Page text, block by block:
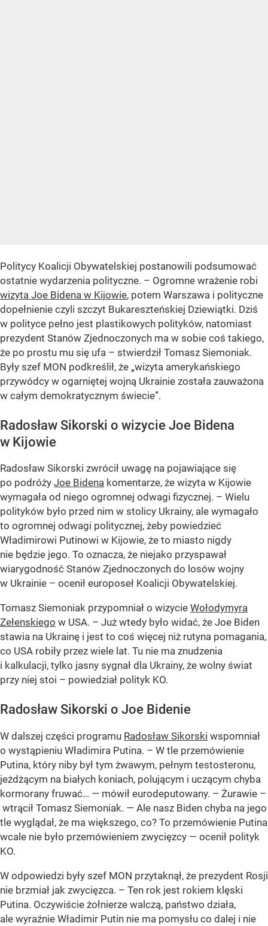
Politycy Koalicji Obywatelskiej postanowili podsumować
ostatnie wydarzenia polityczne. – Ogromne wrażenie robi
wizyta Joe Bidena w Kijowie, potem Warszawa i polityczne
dopełnienie czyli szczyt Bukareszteńskiej Dziewiątki. Dziś
w polityce pełno jest plastikowych polityków, natomiast
prezydent Stanów Zjednoczonych ma w sobie coś takiego,
że po prostu mu się ufa – stwierdził Tomasz Siemoniak.
Były szef MON podkreślił, że „wizyta amerykańskiego
przywódcy w ogarniętej wojną Ukrainie została zauważona
w całym demokratycznym świecie”.
Radosław Sikorski o wizycie Joe Bidena
w Kijowie
Radosław Sikorski zwrócił uwagę na pojawiające się
po podróży Joe Bidena komentarze, że wizyta w Kijowie
wymagała od niego ogromnej odwagi fizycznej. – Wielu
polityków było przed nim w stolicy Ukrainy, ale wymagało
to ogromnej odwagi politycznej, żeby powiedzieć
Władimirowi Putinowi w Kijowie, że to miasto nigdy
nie będzie jego. To oznacza, że niejako przyspawał
wiarygodność Stanów Zjednoczonych do losów wojny
w Ukrainie – ocenił europoseł Koalicji Obywatelskiej.
Tomasz Siemoniak przypomniał o wizycie Wołodymyra
Zełenskiego w USA. – Już wtedy było widać, że Joe Biden
stawia na Ukrainę i jest to coś więcej niż rutyna pomagania,
co USA robiły przez wiele lat. Tu nie ma znudzenia
i kalkulacji, tylko jasny sygnał dla Ukrainy, że wolny świat
przy niej stoi – powiedział polityk KO.
Radosław Sikorski o Joe Bidenie
W dalszej części programu Radosław Sikorski wspomniał
o wystąpieniu Władimira Putina. – W tle przemówienie
Putina, który niby był tym żwawym, pełnym testosteronu,
jeżdżącym na białych koniach, polującym i uczącym chyba
kormorany fruwać… — mówił eurodeputowany. – Żurawie –
wtrącił Tomasz Siemoniak. — Ale nasz Biden chyba na jego
tle wyglądał, że ma większego, co? To przemówienie Putina
wcale nie było przemówieniem zwycięzcy — ocenił polityk
KO.
W odpowiedzi były szef MON przytaknął, że prezydent Rosji
nie brzmiał jak zwycięzca. – Ten rok jest rokiem klęski
Putina. Oczywiście żołnierze walczą, państwo działa,
ale wyraźnie Władimir Putin nie ma pomysłu co dalej i nie